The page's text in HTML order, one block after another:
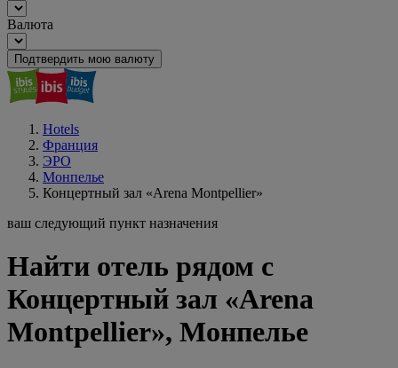
Валюта
Подтвердить мою валюту
Hotels
Франция
ЭРО
Монпелье
Концертный зал «Arena Montpellier»
ваш следующий пункт назначения
Найти отель рядом с
Концертный зал «Arena
Montpellier», Монпелье